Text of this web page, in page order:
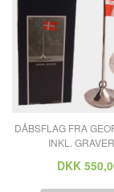
DÅBSFLAG FRA
INKL.
DKK